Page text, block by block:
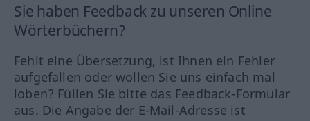
Sie haben Feedback zu unseren Online
Wörterbüchern?
Fehlt eine Übersetzung, ist Ihnen ein Fehler
aufgefallen oder wollen Sie uns einfach mal
loben? Füllen Sie bitte das Feedback-Formular
aus. Die Angabe der E-Mail-Adresse ist